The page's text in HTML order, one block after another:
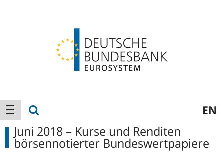
Hauptnavigation
Navigation anzeigen EN
Juni 2018 – Kurse und Renditen
börsennotierter Bundeswertpapiere